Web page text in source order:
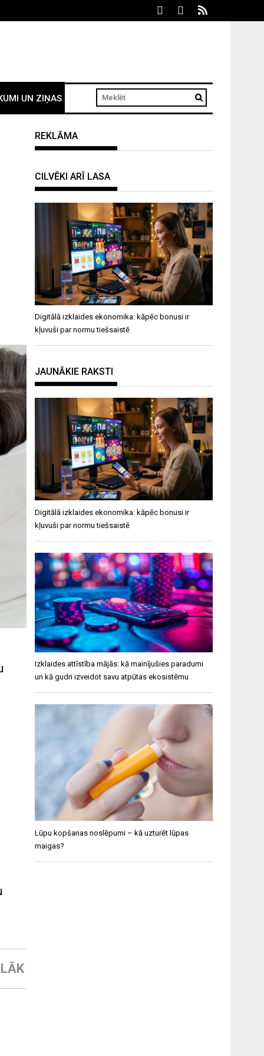
UN ZIŅAS
REKLĀMA
CILVĒKI ARĪ LASA
Digitālā izklaides ekonomika: kāpēc bonusi ir
kļuvuši par normu tiešsaistē
JAUNĀKIE RAKSTI
Digitālā izklaides ekonomika: kāpēc bonusi ir
kļuvuši par normu tiešsaistē
Izklaides attīstība mājās: kā mainījušies paradumi
un kā gudri izveidot savu atpūtas ekosistēmu
Lūpu kopšanas noslēpumi – kā uzturēt lūpas
maigas?